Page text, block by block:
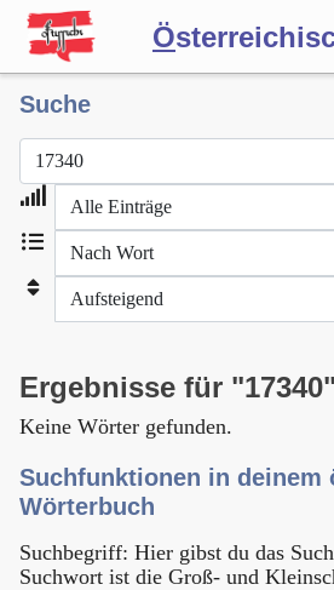
Ö
Wörterbuch
Forum
Blog
Suche
Ergebnisse für "17340"
Keine Wörter gefunden.
Suchfunktionen in deinem
Wörterbuch
Suchbegriff: Hier gibst du das
Suchwort ist die Groß- und